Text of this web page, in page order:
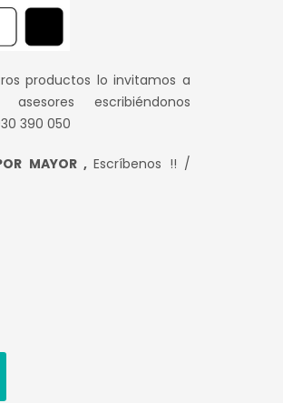
productos lo invitamos a
escribiéndonos
390 050
MAYOR ,Escríbenos !! /